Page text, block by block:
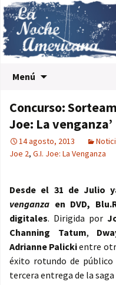
Menú
Concurso:
Joe: La venganza’
14 agosto, 2013
Joe 2, G.I. Joe: La Venganza
Desde el 31 de Julio
venganza en DVD,
digitales. Dirigida por
Channing Tatum,
Adrianne Palickientre
éxito rotundo de
tercera entrega de la saga